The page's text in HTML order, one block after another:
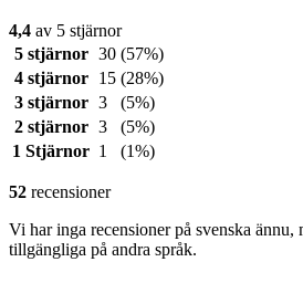
4,4 av 5 stjärnor
5 stjärnor 30 (57%)
4 stjärnor
15 (28%)
3 stjärnor 3
(5%)
2 stjärnor 3
(5%)
1 Stjärnor 1 (1%)
52 recensioner
Vi har inga recensioner på svenska ännu,
tillgängliga på andra språk.